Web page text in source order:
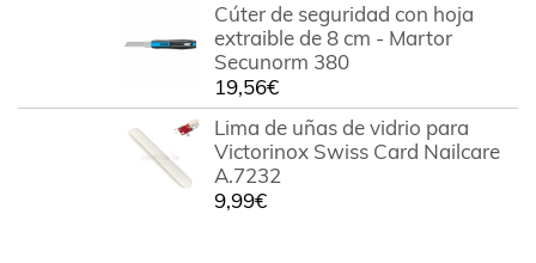
Cúter de seguridad con hoja
extraible de 8 cm - Martor
Secunorm 380
19,56€
Lima de uñas de vidrio para
Victorinox Swiss Card Nailcare
A.7232
9,99€